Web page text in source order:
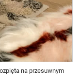
na przesuwnym